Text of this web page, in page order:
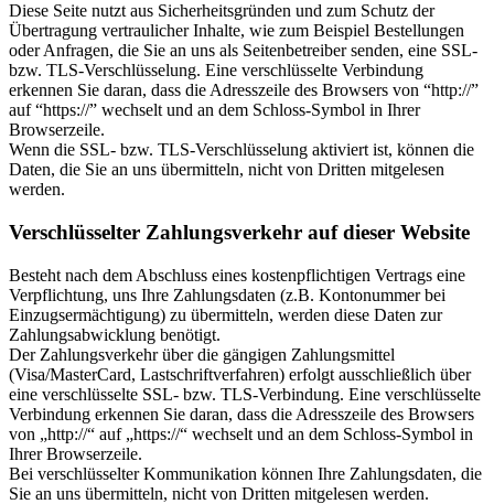
Diese Seite nutzt aus Sicherheitsgründen und zum Schutz der
Übertragung vertraulicher Inhalte, wie zum Beispiel Bestellungen
oder Anfragen, die Sie an uns als Seitenbetreiber senden, eine SSL-
bzw. TLS-Verschlüsselung. Eine verschlüsselte Verbindung
erkennen Sie daran, dass die Adresszeile des Browsers von “http://”
auf “https://” wechselt und an dem Schloss-Symbol in Ihrer
Browserzeile.
Wenn die SSL- bzw. TLS-Verschlüsselung aktiviert ist, können die
Daten, die Sie an uns übermitteln, nicht von Dritten mitgelesen
werden.
Verschlüsselter Zahlungsverkehr auf dieser Website
Besteht nach dem Abschluss eines kostenpflichtigen Vertrags eine
Verpflichtung, uns Ihre Zahlungsdaten (z.B. Kontonummer bei
Einzugsermächtigung) zu übermitteln, werden diese Daten zur
Zahlungsabwicklung benötigt.
Der Zahlungsverkehr über die gängigen Zahlungsmittel
(Visa/MasterCard, Lastschriftverfahren) erfolgt ausschließlich über
eine verschlüsselte SSL- bzw. TLS-Verbindung. Eine verschlüsselte
Verbindung erkennen Sie daran, dass die Adresszeile des Browsers
von „http://“ auf „https://“ wechselt und an dem Schloss-Symbol in
Ihrer Browserzeile.
Bei verschlüsselter Kommunikation können Ihre Zahlungsdaten, die
Sie an uns übermitteln, nicht von Dritten mitgelesen werden.